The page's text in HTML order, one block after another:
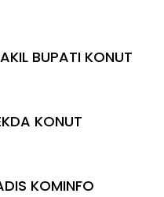
BUPATI KONUT
KONUT
KOMINFO